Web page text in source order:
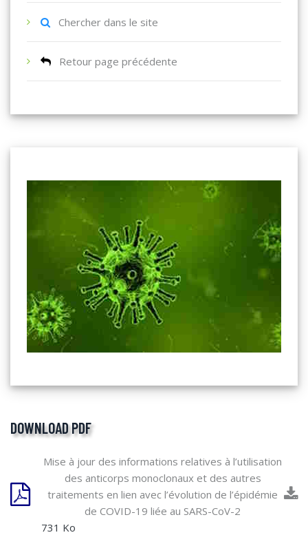
Chercher dans le site
Retour page précédente
DOWNLOAD PDF
Mise à jour des informations relatives à l’utilisation
des anticorps monoclonaux et des autres
traitements en lien avec l’évolution de l’épidémie
de COVID-19 liée au SARS-CoV-2
731 Ko